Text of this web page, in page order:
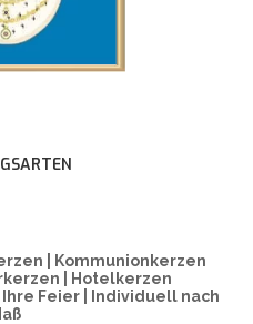
| Kommunionkerzen
| Hotelkerzen
Feier | Individuell nach